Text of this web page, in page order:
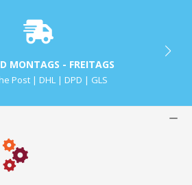
MONTAGS - FREITAGS
Post | DHL | DPD | GLS